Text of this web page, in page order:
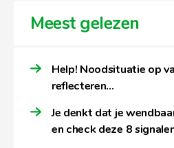
Meest gelezen
Help! Noodsituatie op
reflecteren…
Je denkt dat je
en check deze 8